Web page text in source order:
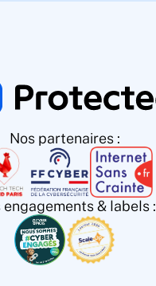
Nos partenaires :
engagements & labels :